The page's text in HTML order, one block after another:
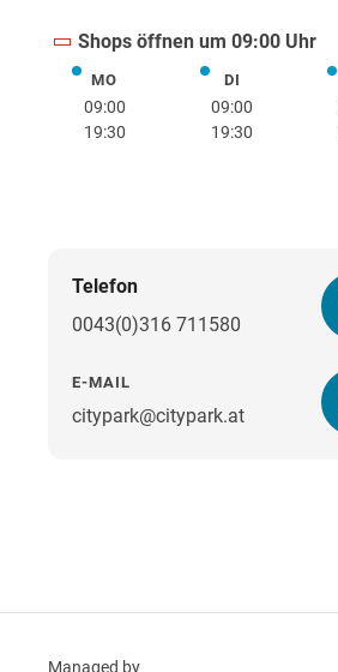
Shops öffnen um 09:00 Uhr
MOMontag
09:00
19:30
DIDienstag
09:00
19:30
Telefon
0043(0)316 711580
E-MAIL
citypark@citypark.at
Managed by